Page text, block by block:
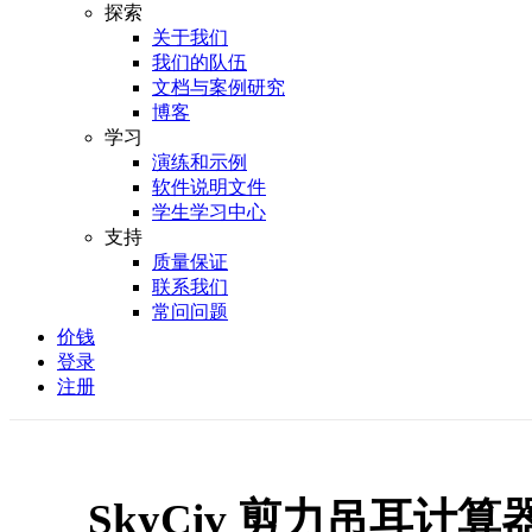
探索
关于我们
我们的队伍
文档与案例研究
博客
学习
演练和示例
软件说明文件
学生学习中心
支持
质量保证
联系我们
常问问题
价钱
登录
注册
SkyCiv 剪力吊耳计算